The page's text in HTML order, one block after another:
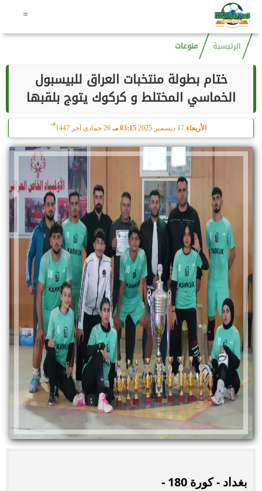
=
الرئيسية منوعات
ختام بطولة منتخبات العراق للبيسبول
الخماسي المختلط و كركوك يتوج بلقبها
الأربعاء 03:15 مـ 26 جمادى آخر 1447
هـ
بغداد - كورة 180 -